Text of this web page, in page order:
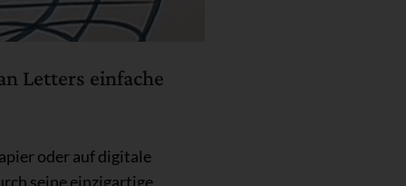
Letters einfache
oder auf digitale
seine einzigartige